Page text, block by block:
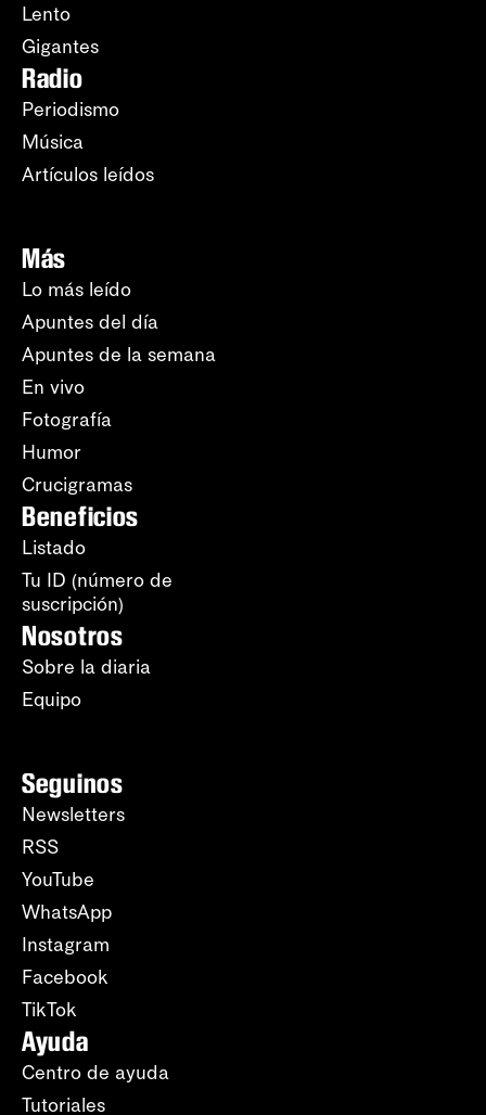
Lento
Gigantes
Radio
Periodismo
Música
Artículos leídos
Más
Lo más leído
Apuntes del día
Apuntes de la semana
En vivo
Fotografía
Humor
Crucigramas
Beneficios
Listado
Tu ID (número de
suscripción)
Nosotros
Sobre la diaria
Equipo
Seguinos
Newsletters
RSS
YouTube
WhatsApp
Instagram
Facebook
TikTok
Ayuda
Centro de ayuda
Tutoriales